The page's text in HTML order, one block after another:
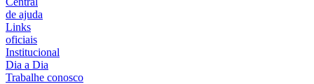
de ajuda
Links
oficiais
Institucional
Dia a Dia
Trabalhe conosco